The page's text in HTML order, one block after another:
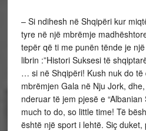
– Si ndihesh në Shqipëri kur
tyre në një mbrëmje
tepër që ti me punën tënde je
librin :”Histori Suksesi të
… si në Shqipëri! Kush nuk do të
mbrëmjen Gala në Nju Jork,
nderuar të jem pjesë e “Albanian
much to do, so little time! Të
është një sport i lehtë. Siç